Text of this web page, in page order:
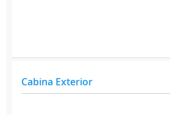
Cabina Exterior